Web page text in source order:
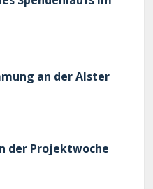
an der Alster
der Projektwoche